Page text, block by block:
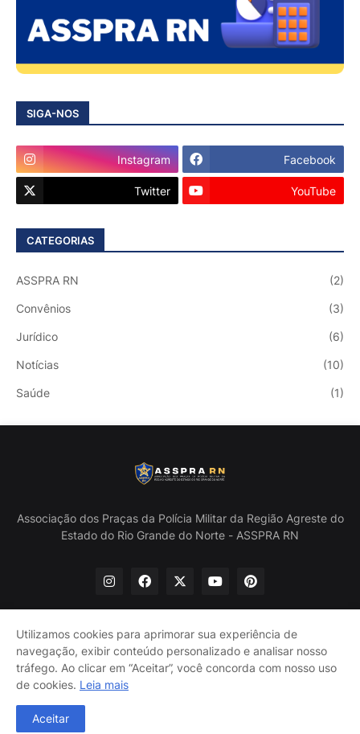
SIGA-NOS
Instagram Facebook
Twitter YouTube
CATEGORIAS
ASSPRA RN (2)
Convênios (3)
Jurídico (6)
Notícias (10)
Saúde (1)
Associação dos Praças da Polícia Militar da Região Agreste do
Estado do Rio Grande do Norte - ASSPRA RN
@ASSPRA RN Todos os direitos reservados. Design por
Início Quem Somos
Política de Privacidade
Contate-nos
Utilizamos cookies para aprimorar sua experiência de
navegação, exibir conteúdo personalizado e analisar nosso
tráfego. Ao clicar em “Aceitar”, você concorda com nosso uso
de cookies. Leia mais
Aceitar